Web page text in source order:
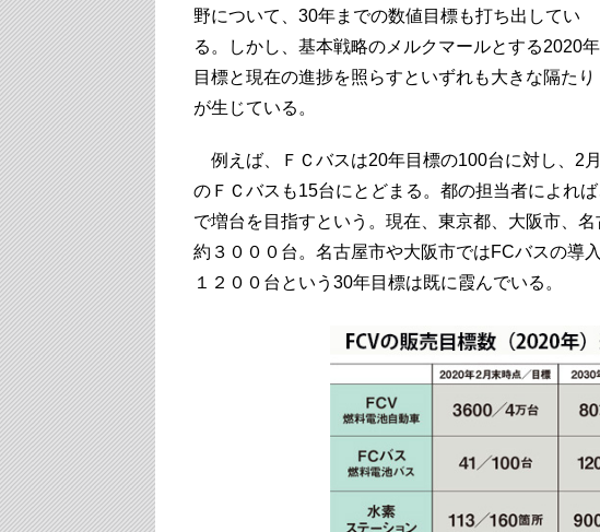
野について、30年までの数値目標も打ち出してい
る。しかし、基本戦略のメルクマールとする2020年
目標と現在の進捗を照らすといずれも大きな隔たり
が生じている。
例えば、ＦＣバスは20年目標の100台に対し、2
のＦＣバスも15台にとどまる。都の担当者によれ
で増台を目指すという。現在、東京都、大阪市、
約３０００台。名古屋市や大阪市ではFCバスの導
１２００台という30年目標は既に霞んでいる。